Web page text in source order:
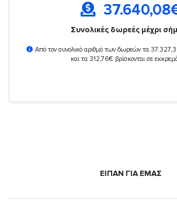
37.640,08
Συνολικές δωρεές μέχρι
Από τον συνολικό αριθμό των δωρεών τα
και τα 312,76€ βρίσκονται σε
ΕΙΠΑΝ ΓΙΑ ΕΜΑΣ